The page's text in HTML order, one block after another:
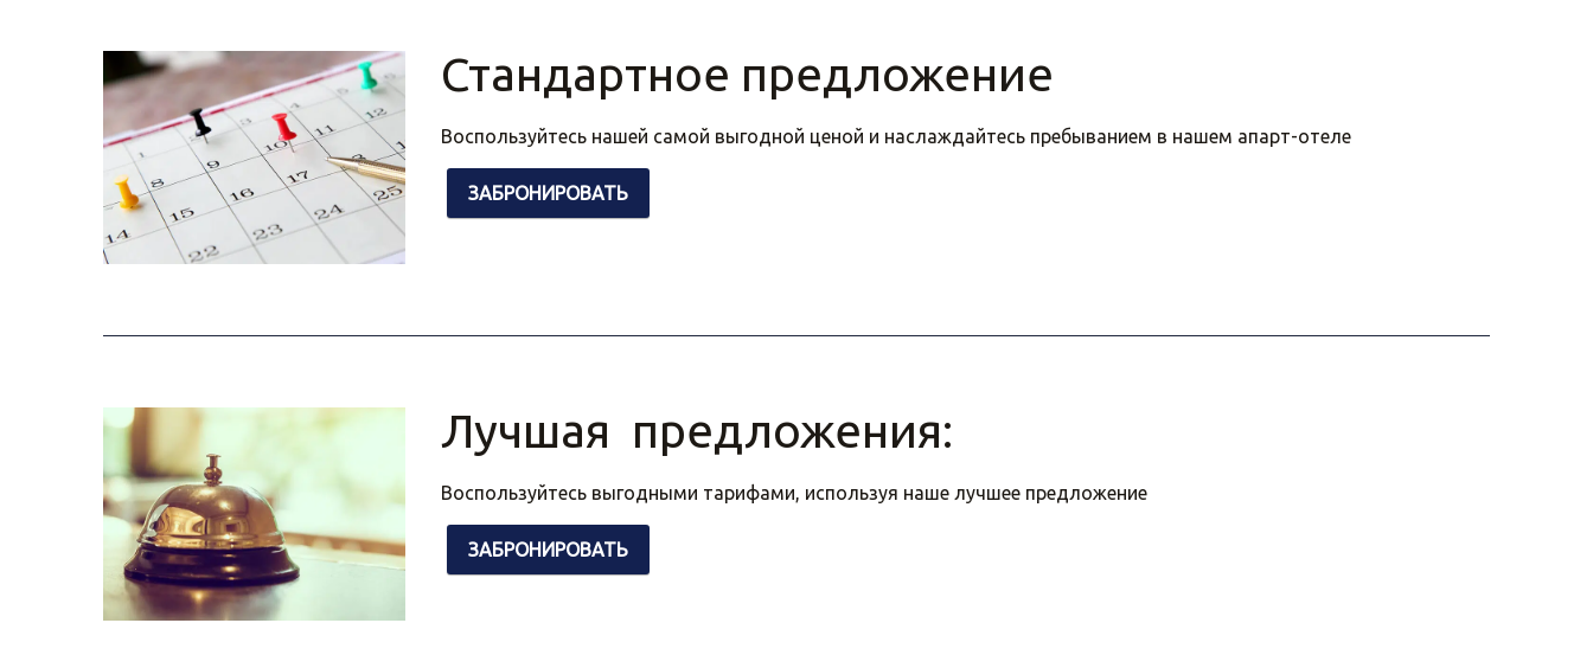
Стандартное предложение
Воспользуйтесь нашей самой выгодной ценой и наслаждайтесь пребыванием в нашем апарт-отеле
ЗАБРОНИРОВАТЬ
Лучшая предложения:
Воспользуйтесь выгодными тарифами, используя наше лучшее предложение
ЗАБРОНИРОВАТЬ